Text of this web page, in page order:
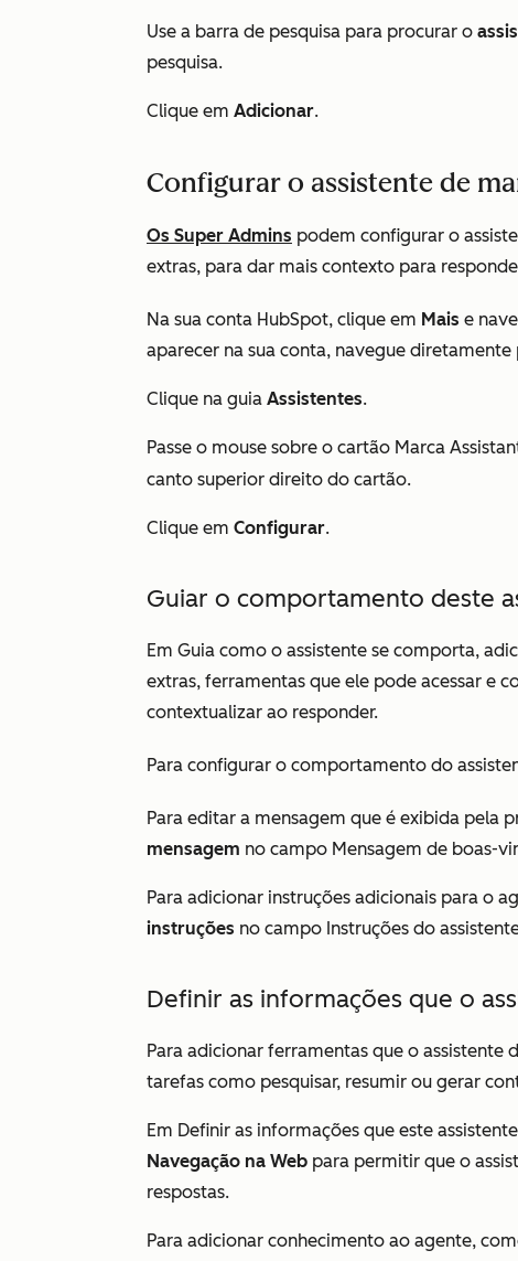
Use a barra de pesquisa para procurar o
pesquisa.
Clique em Adicionar.
Configurar o assistente de
Os Super Admins podem configurar o
extras, para dar mais contexto para
Na sua conta HubSpot, clique em Mais e
aparecer na sua conta, navegue diretamente
Clique na guia Assistentes.
Passe o mouse sobre o cartão Marca
canto superior direito do cartão.
Clique em Configurar.
Guiar o comportamento deste
Em Guia como o assistente se comporta,
extras, ferramentas que ele pode acessar e
contextualizar ao responder.
Para configurar o comportamento do
Para editar a mensagem que é exibida pela
mensagem no campo Mensagem de boas-
Para adicionar instruções adicionais para o
instruções no campo Instruções do
Definir as informações que o
Para adicionar ferramentas que o assistente
tarefas como pesquisar, resumir ou gerar
Em Definir as informações que este
Navegação na Web para permitir que o
respostas.
Para adicionar conhecimento ao agente,